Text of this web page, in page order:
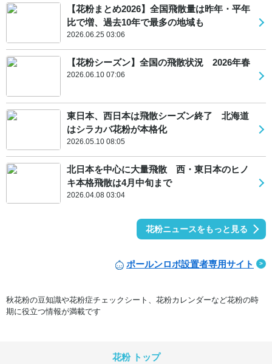
【花粉まとめ2026】全国飛散量は昨年・平年
比で増、過去10年で最多の地域も
2026.06.25 03:06
【花粉シーズン】全国の飛散状況 2026年春
2026.06.10 07:06
東日本、西日本は飛散シーズン終了 北海道
はシラカバ花粉が本格化
2026.05.10 08:05
北日本を中心に大量飛散 西・東日本のヒノ
キ本格飛散は4月中旬まで
2026.04.08 03:04
花粉ニュースをもっと見る
ポールンロボ設置者専用サイト
秋花粉の豆知識や花粉症チェックシート、花粉カレンダーなど花粉の時
期に役立つ情報が満載です
花粉 トップ